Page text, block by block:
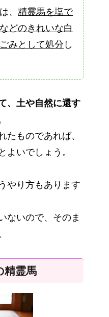
、 精霊馬を塩で
どのきれいな白
みとして処分 し
、土や自然に還す
たものであれば、
よいでしょう。
やり方もあります
ないので、そのま
精霊馬